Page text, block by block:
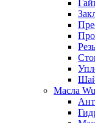
Масла